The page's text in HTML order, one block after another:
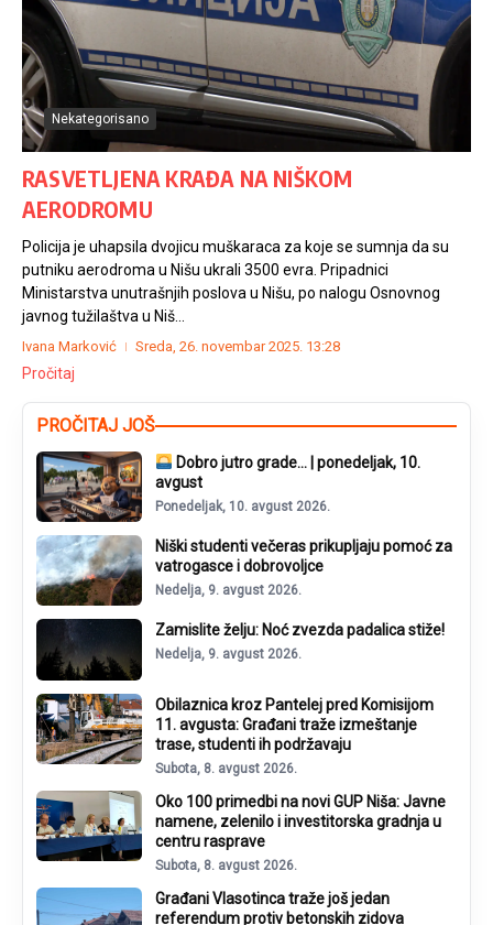
Nekategorisano
RASVETLJENA KRAĐA NA NIŠKOM
AERODROMU
Policija je uhapsila dvojicu muškaraca za koje se sumnja da su
putniku aerodroma u Nišu ukrali 3500 evra. Pripadnici
Ministarstva unutrašnjih poslova u Nišu, po nalogu Osnovnog
javnog tužilaštva u Niš...
Ivana Marković Sreda, 26. novembar 2025. 13:28
Pročitaj
PROČITAJ JOŠ
Dobro jutro grade… | ponedeljak, 10.
avgust
Ponedeljak, 10. avgust 2026.
Niški studenti večeras prikupljaju pomoć za
vatrogasce i dobrovoljce
Nedelja, 9. avgust 2026.
Zamislite želju: Noć zvezda padalica stiže!
Nedelja, 9. avgust 2026.
Obilaznica kroz Pantelej pred Komisijom
11. avgusta: Građani traže izmeštanje
trase, studenti ih podržavaju
Subota, 8. avgust 2026.
Oko 100 primedbi na novi GUP Niša: Javne
namene, zelenilo i investitorska gradnja u
centru rasprave
Subota, 8. avgust 2026.
Građani Vlasotinca traže još jedan
referendum protiv betonskih zidova